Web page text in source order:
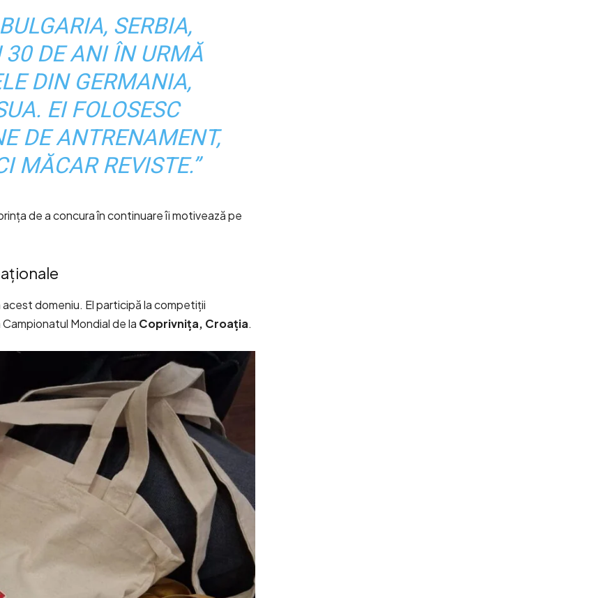
SERBIA,
DE ANI ÎN URMĂ
DIN GERMANIA,
EI FOLOSESC
DE ANTRENAMENT,
MĂCAR REVISTE.”
de a concura în continuare îi motivează pe
domeniu. El participă la competiții
Mondial de la Coprivnița, Croația.